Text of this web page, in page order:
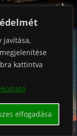
javítása,
kattintva
elfogadása